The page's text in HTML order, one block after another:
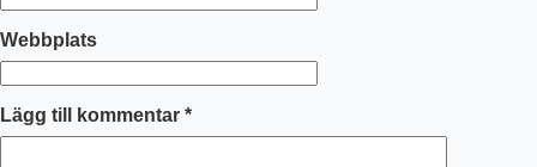
Webbplats
Lägg till kommentar *